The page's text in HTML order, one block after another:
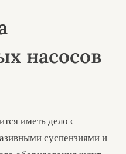
насосов
иметь дело с
суспензиями и